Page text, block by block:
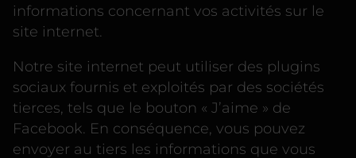
informations concernant vos activités sur le
site internet.
Notre site internet peut utiliser des plugins
sociaux fournis et exploités par des sociétés
tierces, tels que le bouton « J’aime » de
Facebook. En conséquence, vous pouvez
envoyer au tiers les informations que vous